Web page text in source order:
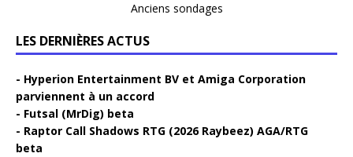
Anciens sondages
LES DERNIÈRES ACTUS
Hyperion Entertainment BV et Amiga Corporation
parviennent à un accord
Futsal (MrDig) beta
Raptor Call Shadows RTG (2026 Raybeez) AGA/RTG
beta